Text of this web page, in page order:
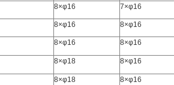
8×φ16 7×φ16
8×φ16 8×φ16
8×φ16 8×φ16
8×φ18 8×φ16
8×φ18 8×φ16